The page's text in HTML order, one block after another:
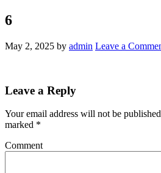
6
May 2, 2025 by admin Leave a
Leave a Reply
Your email address will not be
marked *
Comment